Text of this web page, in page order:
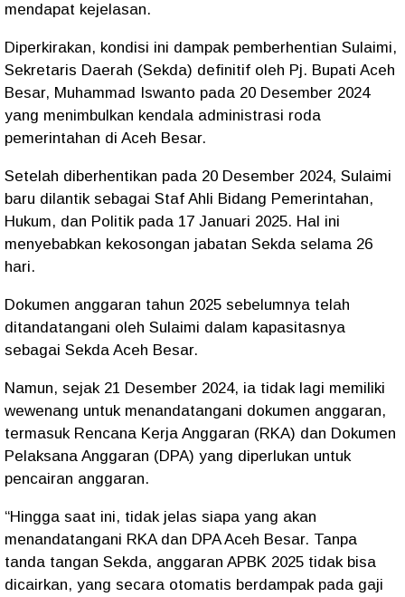
mendapat kejelasan.
Diperkirakan, kondisi ini dampak pemberhentian Sulaimi,
Sekretaris Daerah (Sekda) definitif oleh Pj. Bupati Aceh
Besar, Muhammad Iswanto pada 20 Desember 2024
yang menimbulkan kendala administrasi roda
pemerintahan di Aceh Besar.
Setelah diberhentikan pada 20 Desember 2024, Sulaimi
baru dilantik sebagai Staf Ahli Bidang Pemerintahan,
Hukum, dan Politik pada 17 Januari 2025. Hal ini
menyebabkan kekosongan jabatan Sekda selama 26
hari.
Dokumen anggaran tahun 2025 sebelumnya telah
ditandatangani oleh Sulaimi dalam kapasitasnya
sebagai Sekda Aceh Besar.
Namun, sejak 21 Desember 2024, ia tidak lagi memiliki
wewenang untuk menandatangani dokumen anggaran,
termasuk Rencana Kerja Anggaran (RKA) dan Dokumen
Pelaksana Anggaran (DPA) yang diperlukan untuk
pencairan anggaran.
“Hingga saat ini, tidak jelas siapa yang akan
menandatangani RKA dan DPA Aceh Besar. Tanpa
tanda tangan Sekda, anggaran APBK 2025 tidak bisa
dicairkan, yang secara otomatis berdampak pada gaji